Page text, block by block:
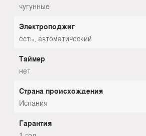
чугунные
Электроподжиг
есть, автоматический
Таймер
нет
Страна происхождения
Испания
Гарантия